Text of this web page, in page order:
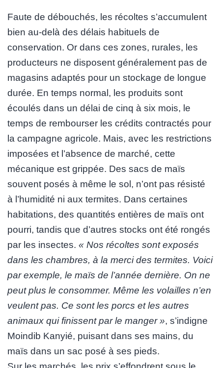
Faute de débouchés, les récoltes s’accumulent
bien au-delà des délais habituels de
conservation. Or dans ces zones, rurales, les
producteurs ne disposent généralement pas de
magasins adaptés pour un stockage de longue
durée. En temps normal, les produits sont
écoulés dans un délai de cinq à six mois, le
temps de rembourser les crédits contractés pour
la campagne agricole. Mais, avec les restrictions
imposées et l’absence de marché, cette
mécanique est grippée. Des sacs de maïs
souvent posés à même le sol, n’ont pas résisté
à l’humidité ni aux termites. Dans certaines
habitations, des quantités entières de maïs ont
pourri, tandis que d’autres stocks ont été rongés
par les insectes. « Nos récoltes sont exposés
dans les chambres, à la merci des termites. Voici
par exemple, le maïs de l’année dernière. On ne
peut plus le consommer. Même les volailles n’en
veulent pas. Ce sont les porcs et les autres
animaux qui finissent par le manger », s’indigne
Moindib Kanyié, puisant dans ses mains, du
maïs dans un sac posé à ses pieds.